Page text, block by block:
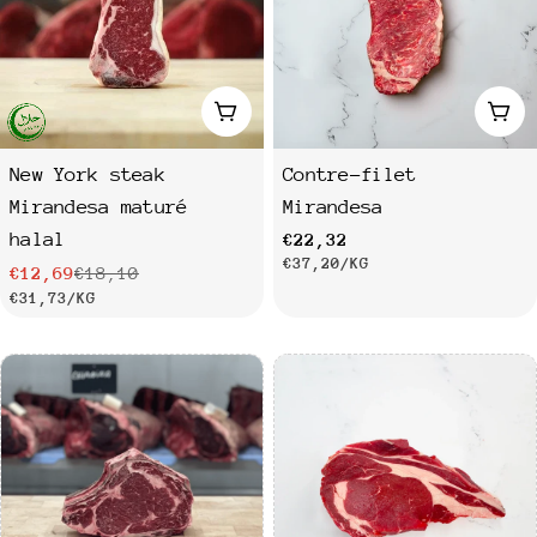
Ajouter au panier
New York steak
Mirandesa maturé
halal
Prix
€12,69
Prix
€18,10
PRIX
€31,73/PAR
KG
Contre-filet
Mirandesa
Prix
€22,32
PRIX
€37,20/PAR
KG